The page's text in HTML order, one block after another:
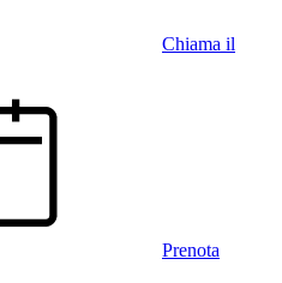
Chiama il
Prenota